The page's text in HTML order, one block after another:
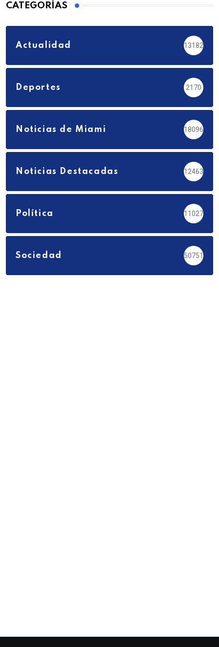
CATEGORÍAS
Actualidad 13182
Deportes 2170
Noticias de Miami 18096
Noticias Destacadas 12463
Política 11027
Sociedad 50751